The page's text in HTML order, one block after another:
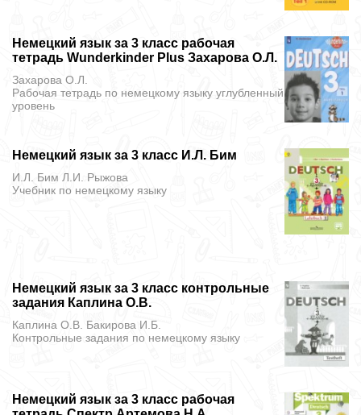
Немецкий язык за 3 класс рабочая
тетрадь Wunderkinder Plus Захарова О.Л.
Захарова О.Л.
Рабочая тетрадь по немецкому языку углубленный
уровень
Немецкий язык за 3 класс И.Л. Бим
И.Л. Бим Л.И. Рыжова
Учебник по немецкому языку
Немецкий язык за 3 класс контрольные
задания Каплина О.В.
Каплина О.В. Бакирова И.Б.
Контрольные задания по немецкому языку
Немецкий язык за 3 класс рабочая